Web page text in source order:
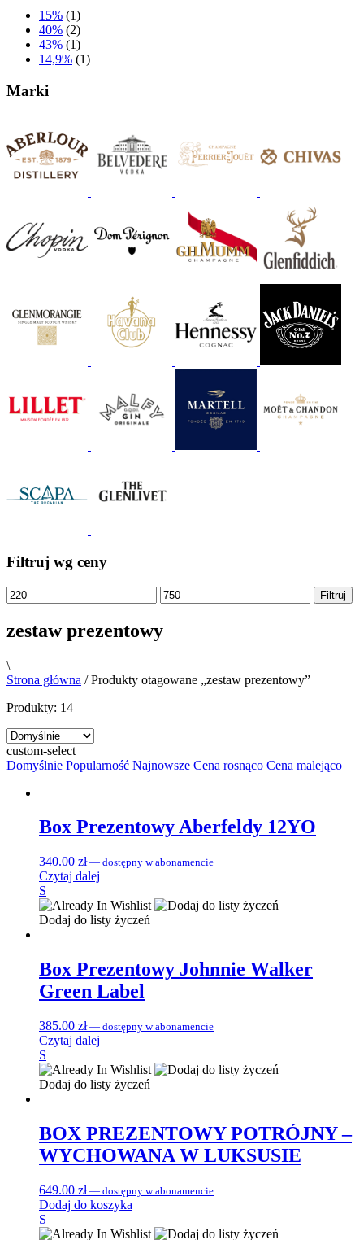
15% (1)
40% (2)
43% (1)
14,9% (1)
Marki
Filtruj wg ceny
Filtruj
zestaw prezentowy
\
Strona główna / Produkty otagowane „zestaw prezentowy”
Produkty: 14
custom-select
Domyślnie Popularność Najnowsze Cena rosnąco Cena malejąco
Box Prezentowy Aberfeldy 12YO
340.00 zł — dostępny w abonamencie
Czytaj dalej
S
Dodaj do listy życzeń
Box Prezentowy Johnnie Walker
Green Label
385.00 zł — dostępny w abonamencie
Czytaj dalej
S
Dodaj do listy życzeń
BOX PREZENTOWY POTRÓJNY –
WYCHOWANA W LUKSUSIE
649.00 zł — dostępny w abonamencie
Dodaj do koszyka
S